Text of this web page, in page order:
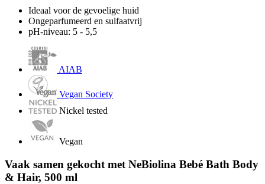
Ideaal voor de gevoelige huid
Ongeparfumeerd en sulfaatvrij
pH-niveau: 5 - 5,5
AIAB
Vegan Society
Nickel tested
Vegan
Vaak samen gekocht met NeBiolina Bebé Bath Body
& Hair, 500 ml